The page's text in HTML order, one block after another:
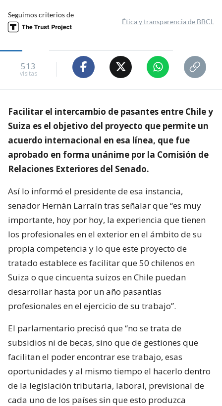
Seguimos criterios de
Ética y transparencia de BBCL
513
visitas
Facilitar el intercambio de pasantes entre Chile y
Suiza es el objetivo del proyecto que permite un
acuerdo internacional en esa línea, que fue
aprobado en forma unánime por la Comisión de
Relaciones Exteriores del Senado.
Así lo informó el presidente de esa instancia,
senador Hernán Larraín tras señalar que “es muy
importante, hoy por hoy, la experiencia que tienen
los profesionales en el exterior en el ámbito de su
propia competencia y lo que este proyecto de
tratado establece es facilitar que 50 chilenos en
Suiza o que cincuenta suizos en Chile puedan
desarrollar hasta por un año pasantías
profesionales en el ejercicio de su trabajo”.
El parlamentario precisó que “no se trata de
subsidios ni de becas, sino que de gestiones que
facilitan el poder encontrar ese trabajo, esas
oportunidades y al mismo tiempo el hacerlo dentro
de la legislación tributaria, laboral, previsional de
cada uno de los países sin que esto produzca